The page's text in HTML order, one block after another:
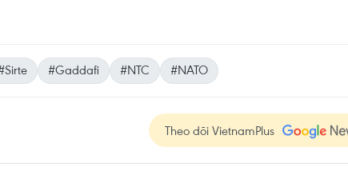
#Gaddafi #NTC #NATO
Theo dõi VietnamPlus